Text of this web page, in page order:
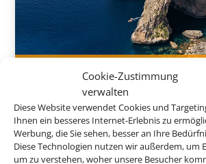
Cookie-Zustimmung
verwalten
Diese Website verwendet Cookies und
Ihnen ein besseres Internet-Erlebnis zu
Werbung, die Sie sehen, besser an Ihre
Diese Technologien nutzen wir außerdem, um
um zu verstehen, woher unsere Besucher
8 Tage inkl. Frühstück
De Rohan B&B
Zebbug, Malta